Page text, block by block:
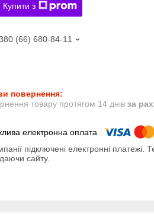
Купити з
(66) 680-84-11
товару протягом 14 днів за
підключені електронні
сайту.